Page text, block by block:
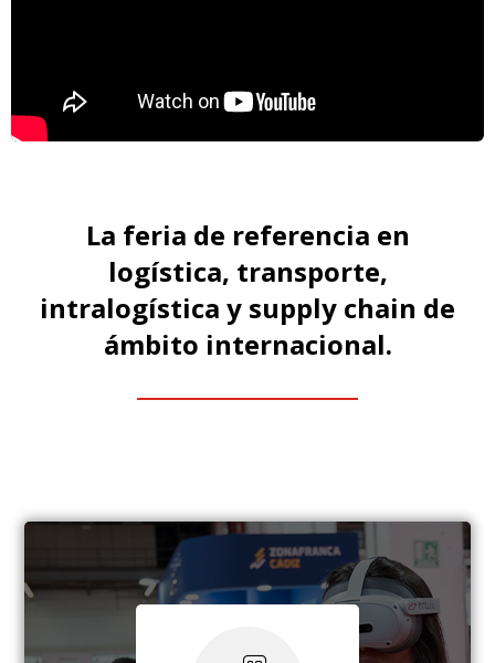
La feria de referencia en
logística, transporte,
intralogística y supply chain de
ámbito internacional.